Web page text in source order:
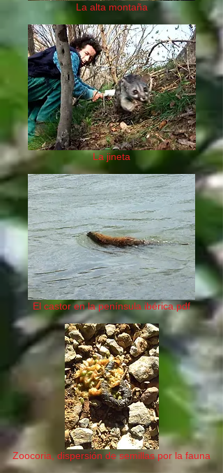
La alta montaña
La jineta
El castor en la península ibérica.pdf
Zoocoria, dispersión de semillas por la fauna